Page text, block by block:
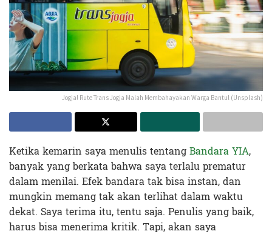
Jogja! Rute Trans Jogja Malah Membahayakan Warga Bantul (Unsplash)
Ketika kemarin saya menulis tentangBandara YIA,
banyak yang berkata bahwa saya terlalu prematur
dalam menilai. Efek bandara tak bisa instan, dan
mungkin memang tak akan terlihat dalam waktu
dekat. Saya terima itu, tentu saja. Penulis yang baik,
harus bisa menerima kritik. Tapi, akan saya